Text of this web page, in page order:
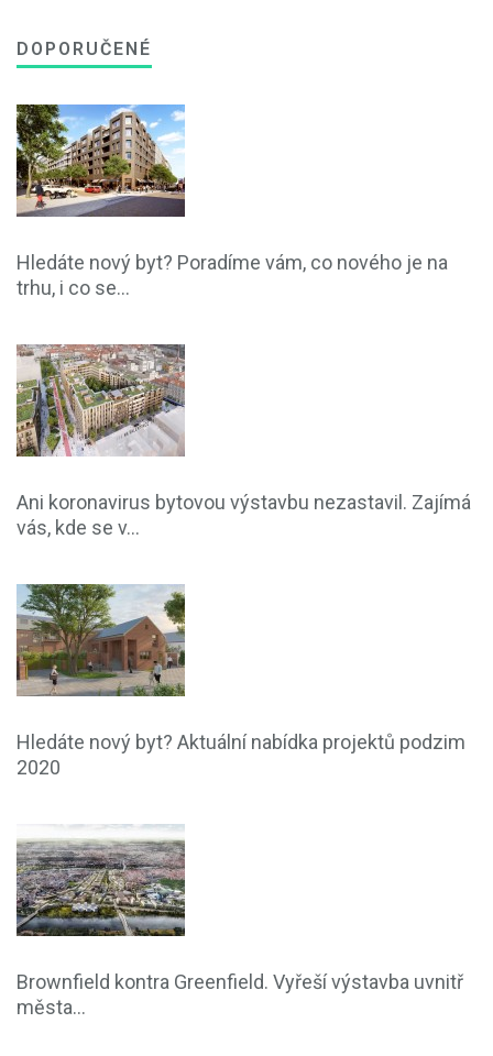
DOPORUČENÉ
Hledáte nový byt? Poradíme vám, co nového je na
trhu, i co se...
Ani koronavirus bytovou výstavbu nezastavil. Zajímá
vás, kde se v...
Hledáte nový byt? Aktuální nabídka projektů podzim
2020
Brownfield kontra Greenfield. Vyřeší výstavba uvnitř
města...